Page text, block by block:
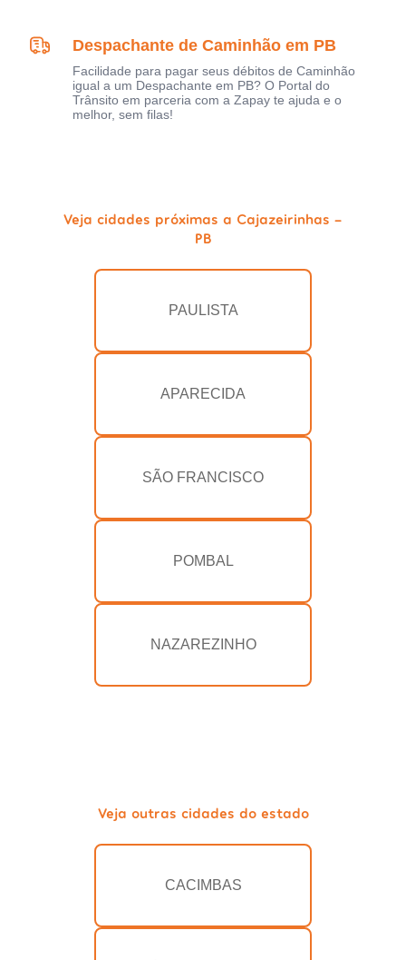
Despachante de Caminhão em PB
Facilidade para pagar seus débitos de Caminhão
igual a um Despachante em PB? O Portal do
Trânsito em parceria com a Zapay te ajuda e o
melhor, sem filas!
Veja cidades próximas a Cajazeirinhas -
PB
PAULISTA
APARECIDA
SÃO FRANCISCO
POMBAL
NAZAREZINHO
Veja outras cidades do estado
CACIMBAS